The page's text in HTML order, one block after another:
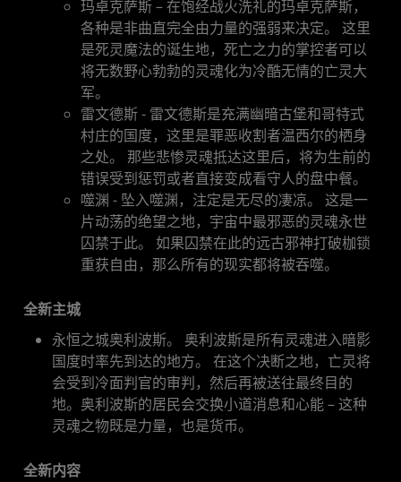
玛卓克萨斯 – 在饱经战火洗礼的玛卓克萨斯，
各种是非曲直完全由力量的强弱来决定。 这里
是死灵魔法的诞生地，死亡之力的掌控者可以
将无数野心勃勃的灵魂化为冷酷无情的亡灵大
军。
雷文德斯 - 雷文德斯是充满幽暗古堡和哥特式
村庄的国度，这里是罪恶收割者温西尔的栖身
之处。 那些悲惨灵魂抵达这里后，将为生前的
错误受到惩罚或者直接变成看守人的盘中餐。
噬渊 - 坠入噬渊，注定是无尽的凄凉。 这是一
片动荡的绝望之地，宇宙中最邪恶的灵魂永世
囚禁于此。 如果囚禁在此的远古邪神打破枷锁
重获自由，那么所有的现实都将被吞噬。
全新主城
永恒之城奥利波斯。 奥利波斯是所有灵魂进入暗影
国度时率先到达的地方。 在这个决断之地，亡灵将
会受到冷面判官的审判，然后再被送往最终目的
地。奥利波斯的居民会交换小道消息和心能 – 这种
灵魂之物既是力量，也是货币。
全新内容